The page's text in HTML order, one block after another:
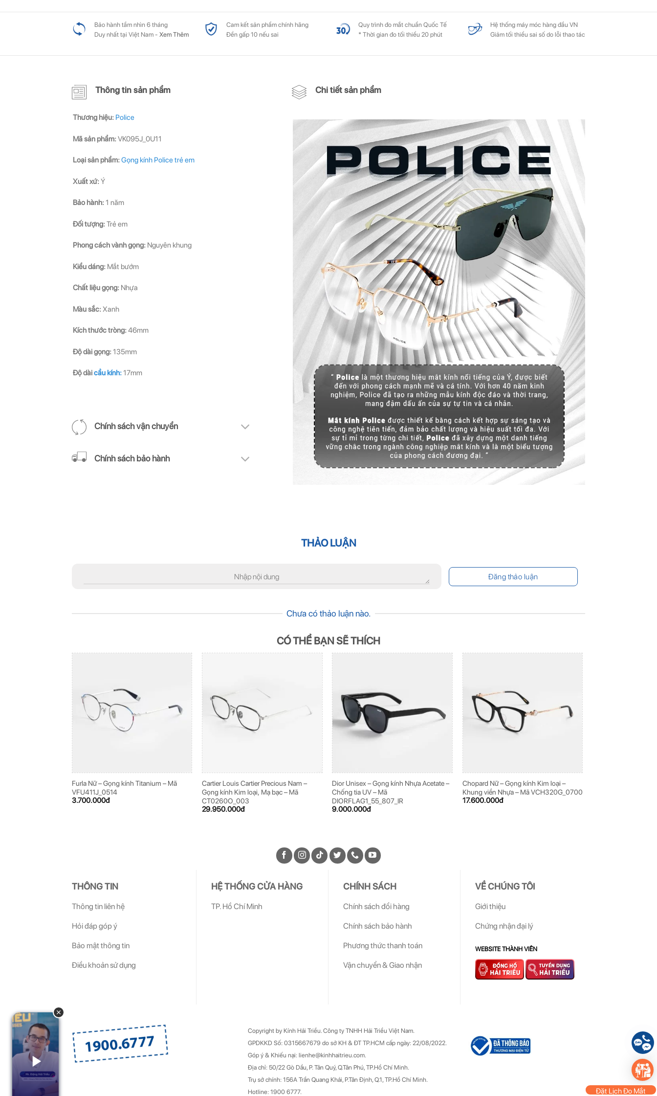
Bảo hành tầm nhìn 6 tháng
Duy nhất tại Việt Nam - Xem Thêm
Cam kết sản phẩm chính hãng
Đền gấp 10 nếu sai
Quy trình đo mắt chuẩn Quốc Tế
* Thời gian đo tối thiểu 20 phút
Hệ thống máy móc hàng đầu VN
Giảm tối thiểu sai số do lỗi thao tác
Thông tin sản phẩm
Thương hiệu: Police
Mã sản phẩm:VK095J_0U11
Loại sản phẩm:Gọng kính Police trẻ em
Xuất xứ:Ý
Bảo hành:1 năm
Đối tượng:Trẻ em
Phong cách vành gọng: Nguyên khung
Kiểu dáng: Mắt bướm
Chất liệu gọng: Nhựa
Màu sắc:Xanh
Kích thước tròng:46mm
Độ dài gọng:135mm
Độ dàicầu kính:17mm
Chính sách vận chuyển
Chính sách bảo hành
Chi tiết sản phẩm
THẢO LUẬN
Chưa có thảo luận nào.
CÓ THỂ BẠN SẼ THÍCH
Furla Nữ – Gọng kính Titanium – Mã
VFU411J_0514
3.700.000đ
Cartier Louis Cartier Precious Nam –
Gọng kính Kim loại, Mạ bạc – Mã
CT0260O_003
29.950.000đ
Dior Unisex – Gọng kính Nhựa Acetate –
Chống tia UV – Mã
DIORFLAG1_55_807_IR
9.000.000đ
Chopard Nữ – Gọng kính Kim loại –
Khung viền Nhựa – Mã VCH320G_0700
17.600.000đ
THÔNG TIN
Thông tin liên hệ
Hỏi đáp góp ý
Bảo mật thông tin
Điều khoản sử dụng
HỆ THỐNG CỬA HÀNG
TP. Hồ Chí Minh
CHÍNH SÁCH
Chính sách đổi hàng
Chính sách bảo hành
Phương thức thanh toán
Vận chuyển & Giao nhận
VỀ CHÚNG TÔI
Giới thiệu
Chứng nhận đại lý
WEBSITE THÀNH VIÊN
Copyright by Kính Hải Triều.Công ty TNHH Hải Triều Việt Nam.
GPDKKD Số: 0315667679 do sở KH & ĐT TP.HCM cấp ngày: 22/08/2022.
Góp ý & Khiếu nại: lienhe@kinhhaitrieu.com.
Địa chỉ: 50/22 Gò Dầu, P. Tân Quý, Q.Tân Phú, TP.Hồ Chí Minh.
Trụ sở chính: 156A Trần Quang Khải, P.Tân Định, Q.1, TP.Hồ Chí Minh.
Hotline: 1900 6777.
Đặt Lịch Đo Mắt